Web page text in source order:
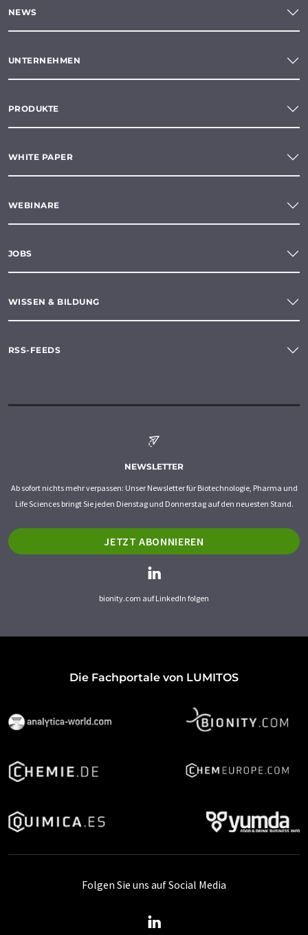
NEWS
UNTERNEHMEN
PRODUKTE
WHITE PAPER
WEBINARE
JOBS
WISSEN & BILDUNG
RSS-FEEDS
NEWSLETTER
Ab sofort nichts mehr verpassen: Unser Newsletter für Biotechnologie, Pharma und
Life Sciences bringt Sie jeden Dienstag und Donnerstag auf den neuesten Stand.
JETZT ABONNIEREN
bionity.com auf LinkedIn folgen
Die Fachportale von LUMITOS
Folgen Sie uns auf Social Media